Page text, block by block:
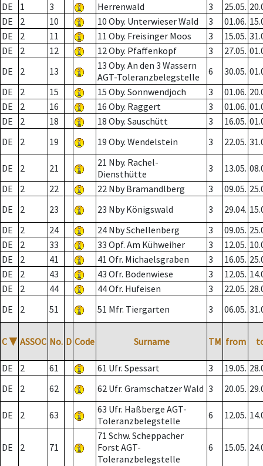
DE
1 3 Herrenwald 3 25.05.
DE
2 10 10 Oby. Unterwieser Wald 3 01.06.
DE
2 11 11 Oby. Freisinger Moos 3 15.05.
DE
2 12 12 Oby. Pfaffenkopf 3 27.05.
DE
2 13
13 Oby. An den 3 Wassern
AGT-Toleranzbelegstelle
6 30.05.
DE
2 15 15 Oby. Sonnwendjoch 3 01.06.
DE
2 16 16 Oby. Raggert 3 01.06.
DE
2 18 18 Oby. Sauschütt 3 16.05.
DE
2 19 19 Oby. Wendelstein 3 22.05.
DE 2 21
21 Nby. Rachel-
Diensthütte
3 13.05.
DE
2 22 22 Nby Bramandlberg 3 09.05.
DE
2 23 23 Nby Königswald 3 29.04.
DE
2 24 24 Nby Schellenberg 3 09.05.
DE
2 33 33 Opf. Am Kühweiher 3 12.05.
DE
2 41 41 Ofr. Michaelsgraben 3 16.05.
DE
2 43 43 Ofr. Bodenwiese 3 12.05.
DE
2 44 44 Ofr. Hufeisen 3 22.05.
DE
2 51 51 Mfr. Tiergarten 3 06.05.
C ▼ ASSOC No. D Code Surname TM from
DE 2 61 61 Ufr. Spessart 3 19.05.
DE
2 62 62 Ufr. Gramschatzer Wald 3 20.05.
DE 2 63
63 Ufr. Haßberge AGT-
Toleranzbelegstelle
6 12.05.
DE 2 71
71 Schw. Scheppacher
Forst AGT-
Toleranzbelegstelle
6 15.05.